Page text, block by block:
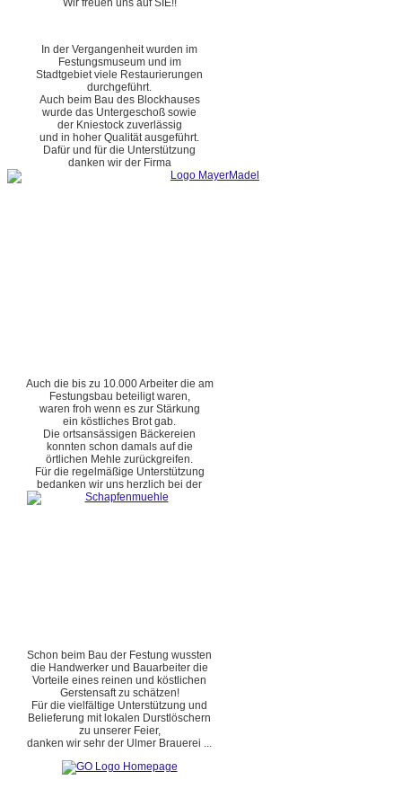
Wir freuen uns auf SIE!!
In der Vergangenheit wurden im
Festungsmuseum und im
Stadtgebiet viele Restaurierungen
durchgeführt.
Auch beim Bau des Blockhauses
wurde das Untergeschoß sowie
der Kniestock zuverlässig
und in hoher Qualität ausgeführt.
Dafür und für die Unterstützung
danken wir der Firma
Auch die bis zu 10.000 Arbeiter die am
Festungsbau beteiligt waren,
waren froh wenn es zur Stärkung
ein köstliches Brot gab.
Die ortsansässigen Bäckereien
konnten schon damals auf die
örtlichen Mehle zurückgreifen.
Für die regelmäßige Unterstützung
bedanken wir uns herzlich bei der
Schon beim Bau der Festung wussten
die Handwerker und Bauarbeiter die
Vorteile eines reinen und köstlichen
Gerstensaft zu schätzen!
Für die vielfältige Unterstützung und
Belieferung mit lokalen Durstlöschern
zu unserer Feier,
danken wir sehr der Ulmer Brauerei ...